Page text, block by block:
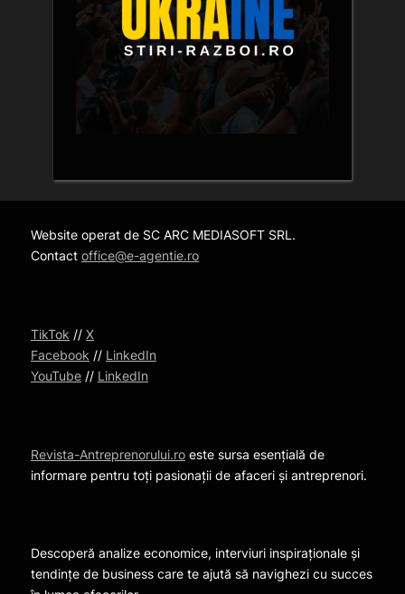
Website operat de SC ARC MEDIASOFT SRL.
Contact office@e-agentie.ro
TikTok // X
Facebook // LinkedIn
YouTube // LinkedIn
Revista-Antreprenorului.ro este sursa esențială de
informare pentru toți pasionații de afaceri și antreprenori.
Descoperă analize economice, interviuri inspiraționale și
tendințe de business care te ajută să navighezi cu succes